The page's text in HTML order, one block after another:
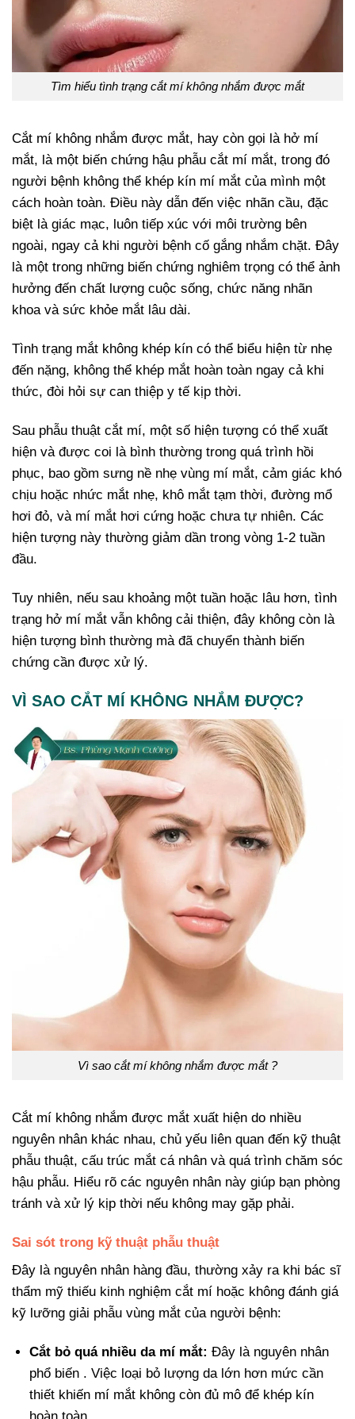
Tìm hiểu tình trạng cắt mí không nhắm được mắt
Cắt mí không nhắm được mắt, hay còn gọi là hở mí
mắt, là một biến chứng hậu phẫu cắt mí mắt, trong đó
người bệnh không thể khép kín mí mắt của mình một
cách hoàn toàn. Điều này dẫn đến việc nhãn cầu, đặc
biệt là giác mạc, luôn tiếp xúc với môi trường bên
ngoài, ngay cả khi người bệnh cố gắng nhắm chặt. Đây
là một trong những biến chứng nghiêm trọng có thể ảnh
hưởng đến chất lượng cuộc sống, chức năng nhãn
khoa và sức khỏe mắt lâu dài.
Tình trạng mắt không khép kín có thể biểu hiện từ nhẹ
đến nặng, không thể khép mắt hoàn toàn ngay cả khi
thức, đòi hỏi sự can thiệp y tế kịp thời.
Sau phẫu thuật cắt mí, một số hiện tượng có thể xuất
hiện và được coi là bình thường trong quá trình hồi
phục, bao gồm sưng nề nhẹ vùng mí mắt, cảm giác khó
chịu hoặc nhức mắt nhẹ, khô mắt tạm thời, đường mổ
hơi đỏ, và mí mắt hơi cứng hoặc chưa tự nhiên. Các
hiện tượng này thường giảm dần trong vòng 1-2 tuần
đầu.
Tuy nhiên, nếu sau khoảng một tuần hoặc lâu hơn, tình
trạng hở mí mắt vẫn không cải thiện, đây không còn là
hiện tượng bình thường mà đã chuyển thành biến
chứng cần được xử lý.
VÌ SAO CẮT MÍ KHÔNG NHẮM ĐƯỢC?
Vì sao cắt mí không nhắm được mắt ?
Cắt mí không nhắm được mắt xuất hiện do nhiều
nguyên nhân khác nhau, chủ yếu liên quan đến kỹ thuật
phẫu thuật, cấu trúc mắt cá nhân và quá trình chăm sóc
hậu phẫu. Hiểu rõ các nguyên nhân này giúp bạn phòng
tránh và xử lý kịp thời nếu không may gặp phải.
Sai sót trong kỹ thuật phẫu thuật
Đây là nguyên nhân hàng đầu, thường xảy ra khi bác sĩ
thẩm mỹ thiếu kinh nghiệm cắt mí hoặc không đánh giá
kỹ lưỡng giải phẫu vùng mắt của người bệnh:
Cắt bỏ quá nhiều da mí mắt: Đây là nguyên nhân
phổ biến . Việc loại bỏ lượng da lớn hơn mức cần
thiết khiến mí mắt không còn đủ mô để khép kín